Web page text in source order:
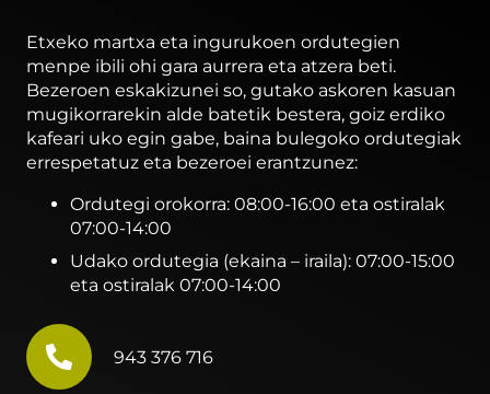
Etxeko martxa eta ingurukoen ordutegien
menpe ibili ohi gara aurrera eta atzera beti.
Bezeroen eskakizunei so, gutako askoren kasuan
mugikorrarekin alde batetik bestera, goiz erdiko
kafeari uko egin gabe, baina bulegoko ordutegiak
errespetatuz eta bezeroei erantzunez:
Ordutegi orokorra: 08:00-16:00 eta ostiralak
07:00-14:00
Udako ordutegia (ekaina – iraila): 07:00-15:00
eta ostiralak 07:00-14:00
943 376 716